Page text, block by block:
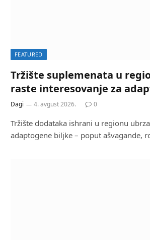
FEATURED
Tržište suplemenata u
raste interesovanje za
Dagi 4. avgust 2026. 0
Tržište dodataka ishrani u regionu
adaptogene biljke – poput ašvagande,